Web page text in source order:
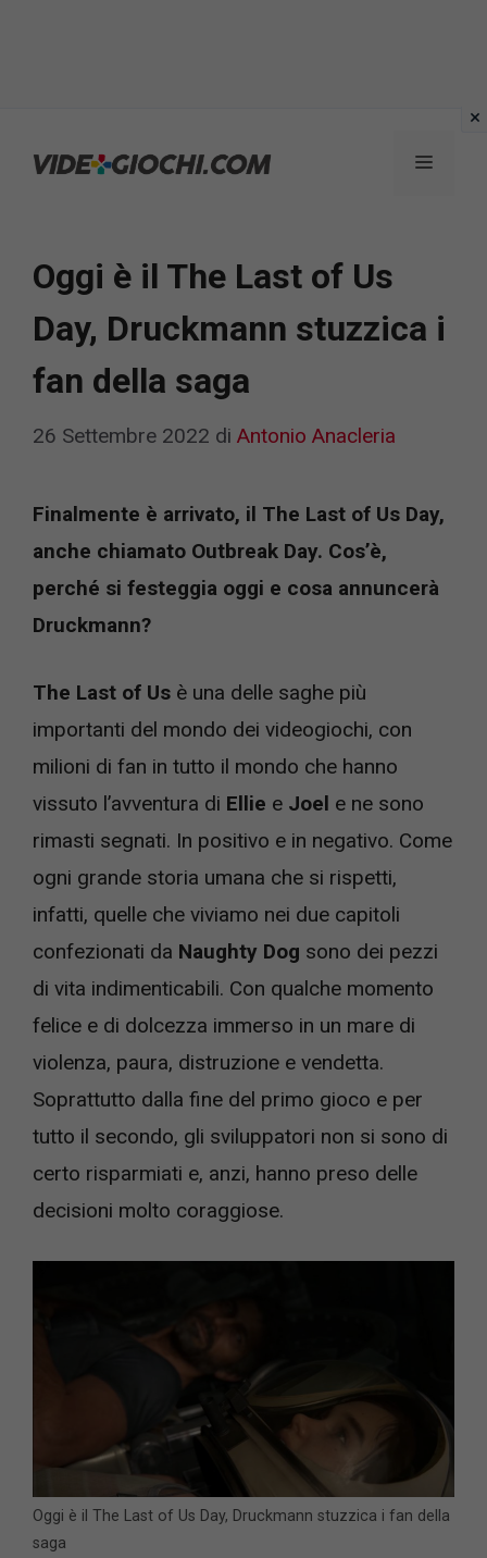
Menu
Oggi è il The Last of Us
Day, Druckmann stuzzica i
fan della saga
26 Settembre 2022 di Antonio Anacleria
Finalmente è arrivato, il The Last of Us Day,
anche chiamato Outbreak Day. Cos’è,
perché si festeggia oggi e cosa annuncerà
Druckmann?
The Last of Us è una delle saghe più
importanti del mondo dei videogiochi, con
milioni di fan in tutto il mondo che hanno
vissuto l’avventura di Ellie e Joel e ne sono
rimasti segnati. In positivo e in negativo. Come
ogni grande storia umana che si rispetti,
infatti, quelle che viviamo nei due capitoli
confezionati da Naughty Dog sono dei pezzi
di vita indimenticabili. Con qualche momento
felice e di dolcezza immerso in un mare di
violenza, paura, distruzione e vendetta.
Soprattutto dalla fine del primo gioco e per
tutto il secondo, gli sviluppatori non si sono di
certo risparmiati e, anzi, hanno preso delle
decisioni molto coraggiose.
Oggi è il The Last of Us Day, Druckmann stuzzica i fan della
saga